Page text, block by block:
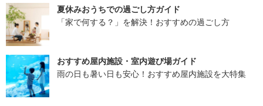
夏休みおうちでの過ごし方ガイド
「家で何する？」を解決！おすすめの過ごし方
おすすめ屋内施設・室内遊び場ガイド
雨の日も暑い日も安心！おすすめ屋内施設を大特集